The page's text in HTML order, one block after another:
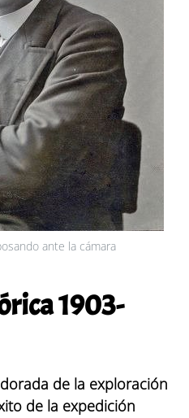
ante la cámara
1903-
de la exploración
de la expedición